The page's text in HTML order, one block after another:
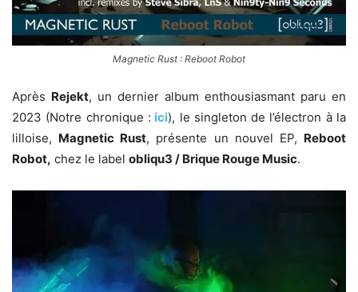
Magnetic Rust : Reboot Robot
Après Rejekt, un dernier album enthousiasmant paru en
2023 (Notre chronique : ici), le singleton de l’électron à la
lilloise, Magnetic Rust, présente un nouvel EP, Reboot
Robot, chez le label obliqu3 / Brique Rouge Music.